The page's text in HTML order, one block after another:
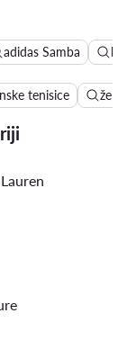
adidas Samba
tenisice